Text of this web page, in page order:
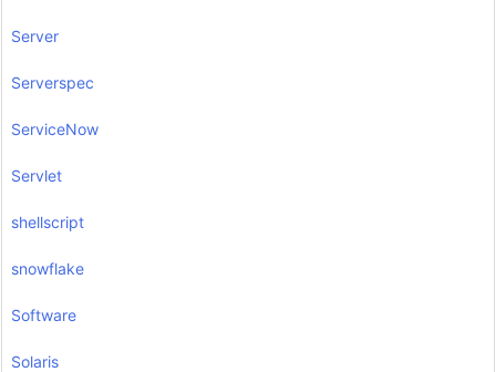
Server
Serverspec
ServiceNow
Servlet
shellscript
snowflake
Software
Solaris